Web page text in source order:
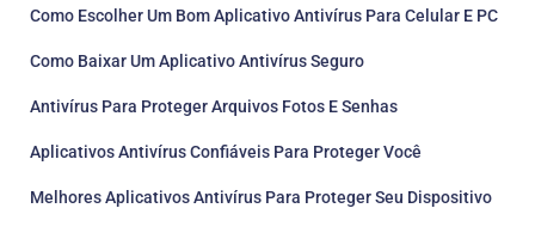
Como Escolher Um Bom Aplicativo Antivírus Para Celular E PC
Como Baixar Um Aplicativo Antivírus Seguro
Antivírus Para Proteger Arquivos Fotos E Senhas
Aplicativos Antivírus Confiáveis Para Proteger Você
Melhores Aplicativos Antivírus Para Proteger Seu Dispositivo